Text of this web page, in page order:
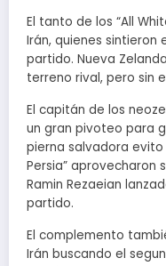
El tanto de los “All
Irán, quienes sintieron
partido. Nueva
terreno rival, pero sin
El capitán de los
un gran pivoteo para
pierna salvadora evito
Persia” aprovecharon
Ramin Rezaeian
partido.
El complemento
Irán buscando el